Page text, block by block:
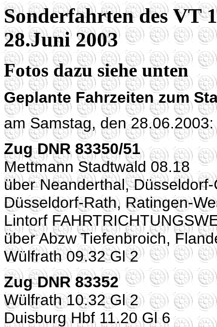
Sonderfahrten des VT
28.Juni 2003
Fotos dazu siehe unten
Geplante Fahrzeiten zum
am Samstag, den 28.06.2003:
Zug DNR 83350/51
Mettmann Stadtwald 08.18
über Neanderthal,
Düsseldorf-Rath, Ratingen-
Lintorf
über Abzw Tiefenbroich,
Wülfrath 09.32 Gl 2
Zug DNR 83352
Wülfrath 10.32 Gl 2
Duisburg Hbf 11.20 Gl 6